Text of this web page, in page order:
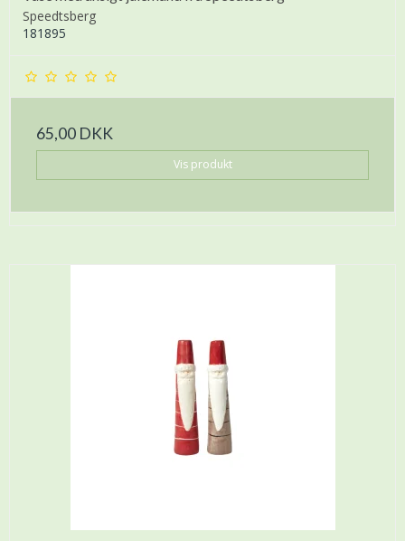
Speedtsberg
181895
65,00 DKK
Vis produkt